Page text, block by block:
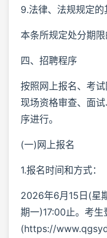
9.法律、法规规定的
本条所规定处分期限
四、招聘程序
按照网上报名、考试
现场资格审查、面
序进行。
(一)网上报名
1.报名时间和方式：
2026年6月15日(星
期一)17:00止。考
(https://